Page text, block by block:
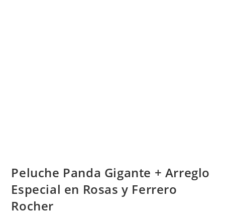
Peluche Panda Gigante + Arreglo
Especial en Rosas y Ferrero
Rocher